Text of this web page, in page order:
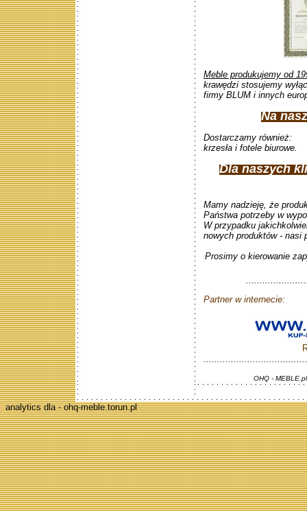
Meble produkujemy od
krawędzi stosujemy
firmy BLUM i innych
Na
Dostarczamy również:
krzesła i fotele biurowe.
Dla naszych
Mamy nadzieję, że
Państwa potrzeby w
W przypadku
nowych produktów - nasi
Prosimy o kierowanie
Partner w internecie:
OHQ -
analytics dla - ohq-meble.torun.pl